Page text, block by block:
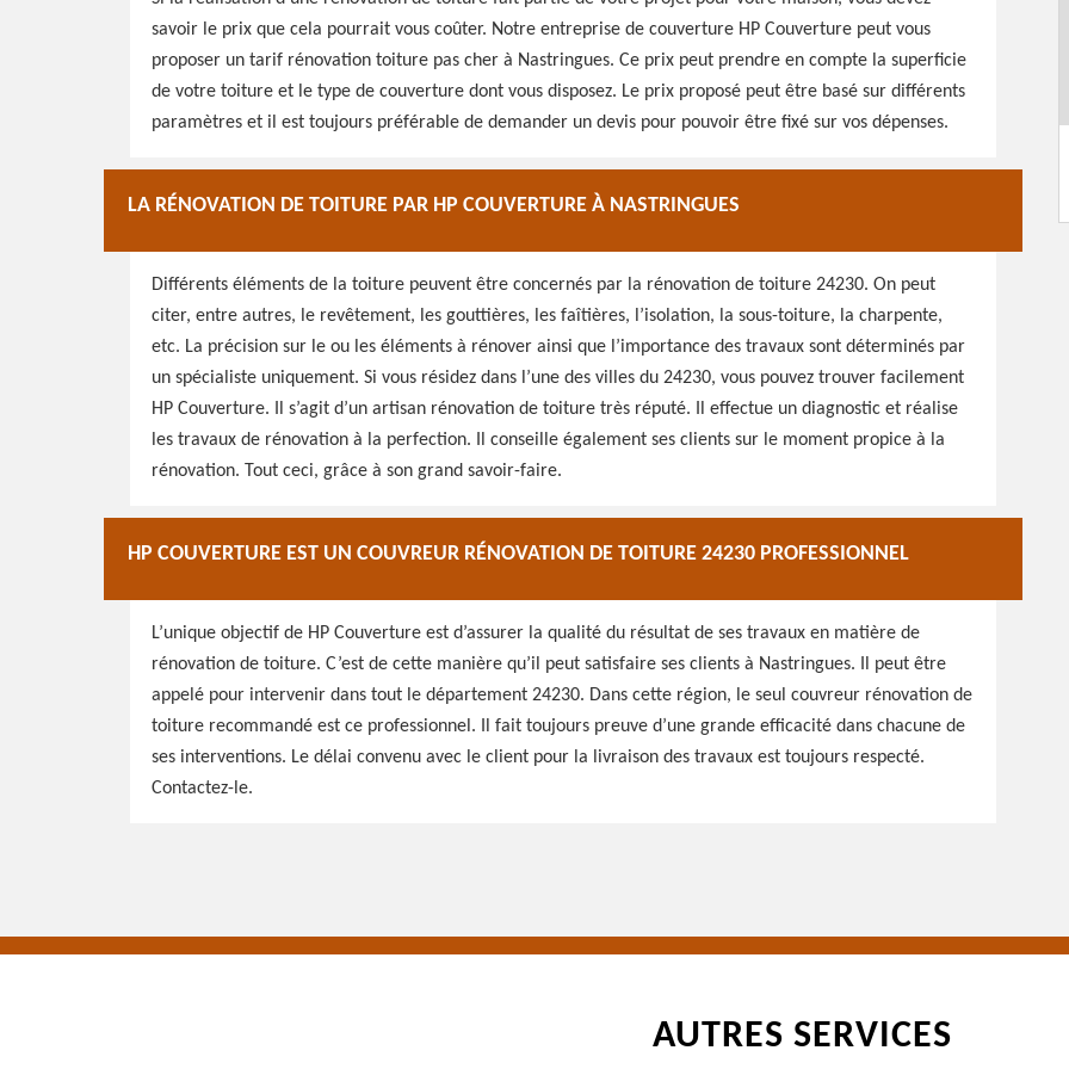
savoir le prix que cela pourrait vous coûter. Notre entreprise de couverture HP Couverture peut vous
proposer un tarif rénovation toiture pas cher à Nastringues. Ce prix peut prendre en compte la superficie
de votre toiture et le type de couverture dont vous disposez. Le prix proposé peut être basé sur différents
paramètres et il est toujours préférable de demander un devis pour pouvoir être fixé sur vos dépenses.
LA RÉNOVATION DE TOITURE PAR HP COUVERTURE À NASTRINGUES
Différents éléments de la toiture peuvent être concernés par la rénovation de toiture 24230. On peut
citer, entre autres, le revêtement, les gouttières, les faîtières, l’isolation, la sous-toiture, la charpente,
etc. La précision sur le ou les éléments à rénover ainsi que l’importance des travaux sont déterminés par
un spécialiste uniquement. Si vous résidez dans l’une des villes du 24230, vous pouvez trouver facilement
HP Couverture. Il s’agit d’un artisan rénovation de toiture très réputé. Il effectue un diagnostic et réalise
les travaux de rénovation à la perfection. Il conseille également ses clients sur le moment propice à la
rénovation. Tout ceci, grâce à son grand savoir-faire.
HP COUVERTURE EST UN COUVREUR RÉNOVATION DE TOITURE 24230 PROFESSIONNEL
L’unique objectif de HP Couverture est d’assurer la qualité du résultat de ses travaux en matière de
rénovation de toiture. C’est de cette manière qu’il peut satisfaire ses clients à Nastringues. Il peut être
appelé pour intervenir dans tout le département 24230. Dans cette région, le seul couvreur rénovation de
toiture recommandé est ce professionnel. Il fait toujours preuve d’une grande efficacité dans chacune de
ses interventions. Le délai convenu avec le client pour la livraison des travaux est toujours respecté.
Contactez-le.
AUTRES SERVICES